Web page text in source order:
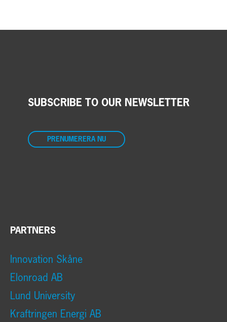
SUBSCRIBE TO OUR NEWSLETTER
PRENUMERERA NU
PARTNERS
Innovation Skåne
Elonroad AB
Lund University
Kraftringen Energi AB